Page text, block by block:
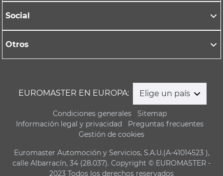
Social
Otros
EUROMASTER EN EUROPA: Elige un país
Condiciones generales
Sitemap
Información legal y privacidad
Preguntas frecuentes
Gestión de cookies
Euromaster Automoción y Servicios, S.A.U.(A-41014523 ),
calle Albarracín, 34 (28.037). Copyright © EUROMASTER -
2023 Todos los derechos reservados